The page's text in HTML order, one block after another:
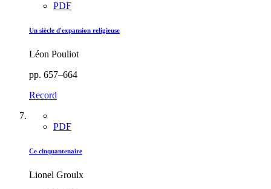
PDF
Un siècle d'expansion religieuse
Léon Pouliot
pp. 657–664
Record
PDF
Ce cinquantenaire
Lionel Groulx